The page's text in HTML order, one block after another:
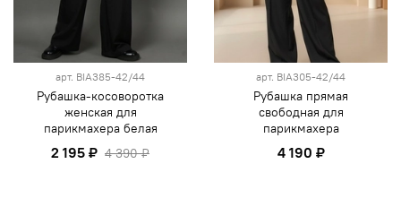
арт. BIA385-42/44
Рубашка-косоворотка
женская для
парикмахера белая
2 195 ₽ 4 390 ₽
арт. BIA305-42/44
Рубашка прямая
свободная для
парикмахера
4 190 ₽